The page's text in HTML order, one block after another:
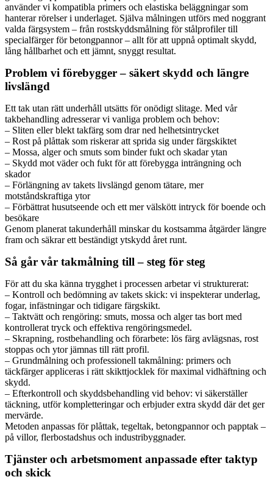
använder vi kompatibla primers och elastiska beläggningar som
hanterar rörelser i underlaget. Själva målningen utförs med noggrant
valda färgsystem – från rostskyddsmålning för stålprofiler till
specialfärger för betongpannor – allt för att uppnå optimalt skydd,
lång hållbarhet och ett jämnt, snyggt resultat.
Problem vi förebygger – säkert skydd och längre
livslängd
Ett tak utan rätt underhåll utsätts för onödigt slitage. Med vår
takbehandling adresserar vi vanliga problem och behov:
– Sliten eller blekt takfärg som drar ned helhetsintrycket
– Rost på plåttak som riskerar att sprida sig under färgskiktet
– Mossa, alger och smuts som binder fukt och skadar ytan
– Skydd mot väder och fukt för att förebygga inträngning och
skador
– Förlängning av takets livslängd genom tätare, mer
motståndskraftiga ytor
– Förbättrat husutseende och ett mer välskött intryck för boende och
besökare
Genom planerat takunderhåll minskar du kostsamma åtgärder längre
fram och säkrar ett beständigt ytskydd året runt.
Så går vår takmålning till – steg för steg
För att du ska känna trygghet i processen arbetar vi strukturerat:
– Kontroll och bedömning av takets skick: vi inspekterar underlag,
fogar, infästningar och tidigare färgskikt.
– Taktvätt och rengöring: smuts, mossa och alger tas bort med
kontrollerat tryck och effektiva rengöringsmedel.
– Skrapning, rostbehandling och förarbete: lös färg avlägsnas, rost
stoppas och ytor jämnas till rätt profil.
– Grundmålning och professionell takmålning: primers och
täckfärger appliceras i rätt skikttjocklek för maximal vidhäftning och
skydd.
– Efterkontroll och skyddsbehandling vid behov: vi säkerställer
täckning, utför kompletteringar och erbjuder extra skydd där det ger
mervärde.
Metoden anpassas för plåttak, tegeltak, betongpannor och papptak –
på villor, flerbostadshus och industribyggnader.
Tjänster och arbetsmoment anpassade efter taktyp
och skick